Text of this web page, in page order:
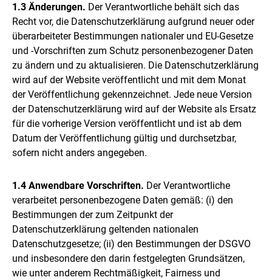
1.3 Änderungen. Der Verantwortliche behält sich das
Recht vor, die Datenschutzerklärung aufgrund neuer oder
überarbeiteter Bestimmungen nationaler und EU-Gesetze
und -Vorschriften zum Schutz personenbezogener Daten
zu ändern und zu aktualisieren. Die Datenschutzerklärung
wird auf der Website veröffentlicht und mit dem Monat
der Veröffentlichung gekennzeichnet. Jede neue Version
der Datenschutzerklärung wird auf der Website als Ersatz
für die vorherige Version veröffentlicht und ist ab dem
Datum der Veröffentlichung gültig und durchsetzbar,
sofern nicht anders angegeben.
1.4 Anwendbare Vorschriften. Der Verantwortliche
verarbeitet personenbezogene Daten gemäß: (i) den
Bestimmungen der zum Zeitpunkt der
Datenschutzerklärung geltenden nationalen
Datenschutzgesetze; (ii) den Bestimmungen der DSGVO
und insbesondere den darin festgelegten Grundsätzen,
wie unter anderem Rechtmäßigkeit, Fairness und